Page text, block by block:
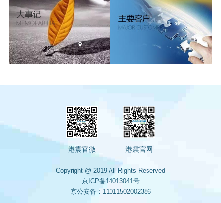
港震官微 港震官网
Copyright @ 2019 All Rights Reserved
京ICP备14013041号
京公安备：11011502002386